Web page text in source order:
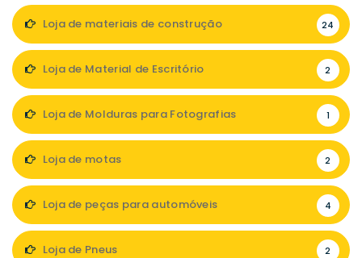
Loja de materiais de construção 24
Loja de Material de Escritório 2
Loja de Molduras para Fotografias 1
Loja de motas 2
Loja de peças para automóveis 4
Loja de Pneus 2